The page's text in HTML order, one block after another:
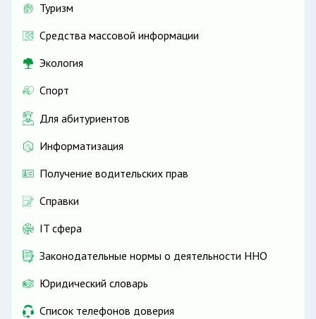
Туризм
Средства массовой информации
Экология
Спорт
Для абитуриентов
Информатизация
Получение водительских прав
Справки
IT сфера
Законодательные нормы о деятельности ННО
Юридический словарь
Список телефонов доверия